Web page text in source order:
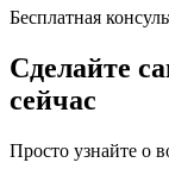
Бесплатная
Сделайте
сейчас
Просто узнайте о